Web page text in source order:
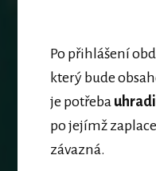
Po přihlášení
který bude
je potřeba
po jejímž
závazná.